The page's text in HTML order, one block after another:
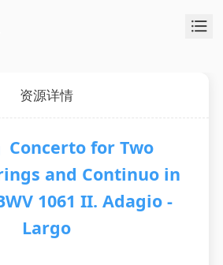
资源详情
Concerto for Two
and Continuo in
1061 II. Adagio -
Largo